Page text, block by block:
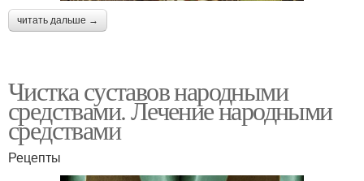
читать дальше →
Чистка суставов народными
средствами. Лечение народными
средствами
Рецепты